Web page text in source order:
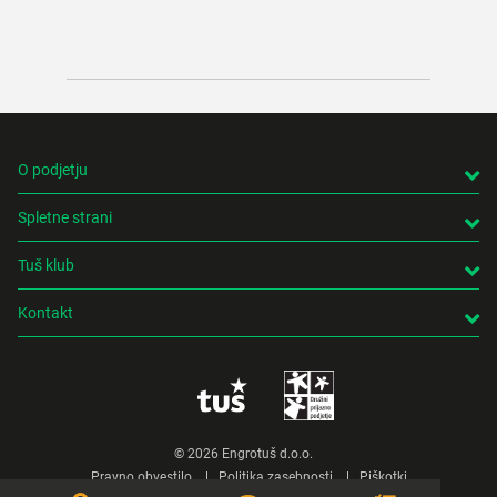
O podjetju
Spletne strani
Tuš klub
Kontakt
© 2026 Engrotuš d.o.o.
Pravno obvestilo
Politika zasebnosti
Piškotki